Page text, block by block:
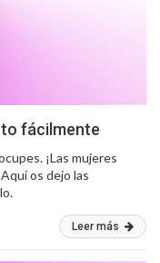
fácilmente
¡Las mujeres
os dejo las
Leer más